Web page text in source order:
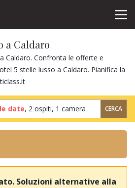
a Caldaro
Caldaro. Confronta le offerte e
5 stelle lusso a Caldaro. Pianifica la
date, 2 ospiti, 1 camera CERCA
Soluzioni alternative alla